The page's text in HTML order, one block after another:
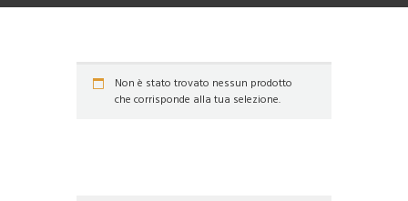
Non è stato trovato nessun prodotto
che corrisponde alla tua selezione.